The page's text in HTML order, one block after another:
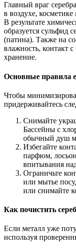
Главный враг
в воздухе,
В результате
образуется сульфид
(патина). Также на
влажность, контакт
хранение.
Основные правила
Чтобы
придерживайтесь
Снимайте
Бассейны с
обычный душ
Избегайте
парфюм,
впитывания
Ограничьте
или мытье
или снимайте
Как почистить
Если металл уже
используя